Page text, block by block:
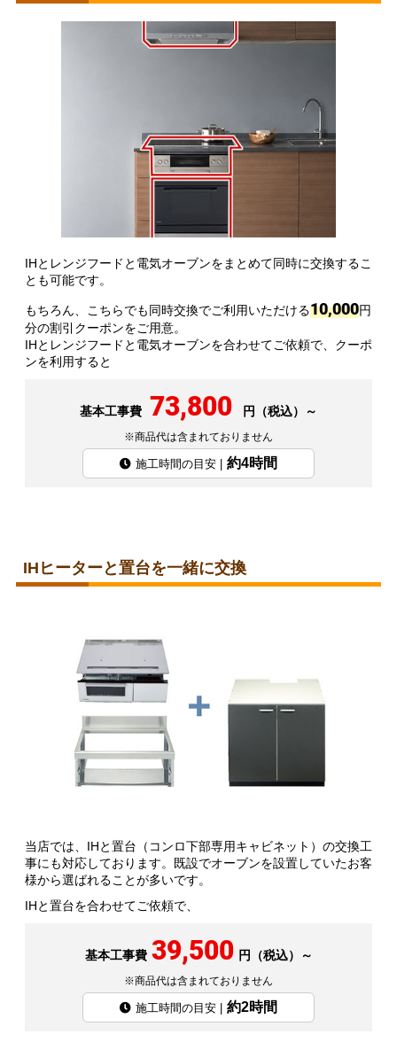
IHとレンジフードと電気オーブンをまとめて同時に交換するこ
とも可能です。
もちろん、こちらでも同時交換でご利用いただける10,000円
分の割引クーポンをご用意。
IHとレンジフードと電気オーブンを合わせてご依頼で、クーポ
ンを利用すると
基本工事費 73,800 円（税込）～
※商品代は含まれておりません
施工時間の目安 | 約4時間
IHヒーターと置台を一緒に交換
当店では、IHと置台（コンロ下部専用キャビネット）の交換工
事にも対応しております。既設でオーブンを設置していたお客
様から選ばれることが多いです。
IHと置台を合わせてご依頼で、
基本工事費 39,500 円（税込）～
※商品代は含まれておりません
施工時間の目安 | 約2時間